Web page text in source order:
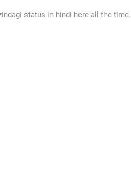
status in hindi here all the time.